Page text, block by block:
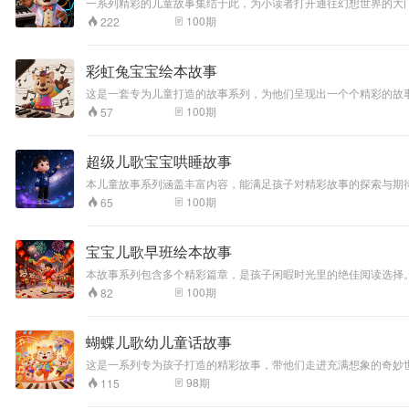
222
100期
彩虹兔宝宝绘本故事
这是一套专为儿童打造的故事系列，为他们呈现出一个个精彩的故
57
100期
超级儿歌宝宝哄睡故事
本儿童故事系列涵盖丰富内容，能满足孩子对精彩故事的探索与期
65
100期
宝宝儿歌早班绘本故事
本故事系列包含多个精彩篇章，是孩子闲暇时光里的绝佳阅读选择。
82
100期
蝴蝶儿歌幼儿童话故事
这是一系列专为孩子打造的精彩故事，带他们走进充满想象的奇妙
115
98期